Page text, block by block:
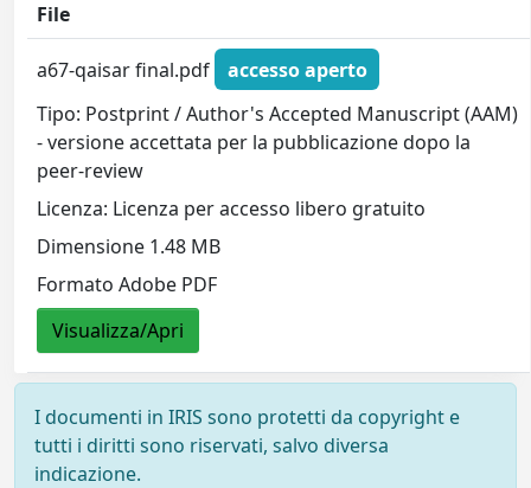
File
a67-qaisar final.pdf
accesso aperto
Tipo: Postprint / Author's Accepted Manuscript (AAM)
- versione accettata per la pubblicazione dopo la
peer-review
Licenza: Licenza per accesso libero gratuito
Dimensione 1.48 MB
Formato Adobe PDF
Visualizza/Apri
I documenti in IRIS sono protetti da copyright e
tutti i diritti sono riservati, salvo diversa
indicazione.